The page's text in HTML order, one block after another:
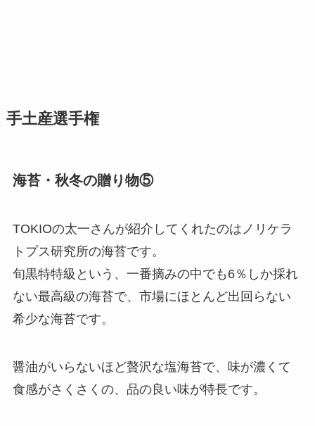
手土産選手権
海苔・秋冬の贈り物⑤
TOKIOの太一さんが紹介してくれたのはノリケラ
トプス研究所の海苔です。
旬黒特特級という、一番摘みの中でも6％しか採れ
ない最高級の海苔で、市場にほとんど出回らない
希少な海苔です。
醤油がいらないほど贅沢な塩海苔で、味が濃くて
食感がさくさくの、品の良い味が特長です。